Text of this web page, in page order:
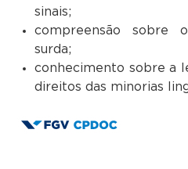
sinais;
compreensão sobre
surda;
conhecimento sobre a
direitos das minorias